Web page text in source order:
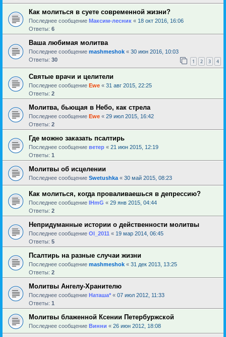
Как молиться в суете современной жизни?
Последнее сообщение Максим-лесник « 18 окт 2016, 16:06
Ответы: 6
Ваша любимая молитва
Последнее сообщение mashmeshok « 30 июн 2016, 10:03
Ответы: 30 1 2 3 4
Святые врачи и целители
Последнее сообщение Ewe « 31 авг 2015, 22:25
Ответы: 2
Молитва, бьющая в Небо, как стрела
Последнее сообщение Ewe « 29 июл 2015, 16:42
Ответы: 2
Где можно заказать псалтирь
Последнее сообщение ветер « 21 июн 2015, 12:19
Ответы: 1
Молитвы об исцелении
Последнее сообщение Swetushka « 30 май 2015, 08:23
Как молиться, когда проваливаешься в депрессию?
Последнее сообщение IHmG « 29 янв 2015, 04:44
Ответы: 2
Непридуманные истории о действенности молитвы
Последнее сообщение Ol_2011 « 19 мар 2014, 06:45
Ответы: 5
Псалтирь на разные случаи жизни
Последнее сообщение mashmeshok « 31 дек 2013, 13:25
Ответы: 2
Молитвы Ангелу-Хранителю
Последнее сообщение Наташа* « 07 июл 2012, 11:33
Ответы: 1
Молитвы блаженной Ксении Петербуржской
Последнее сообщение Винни « 26 июн 2012, 18:08